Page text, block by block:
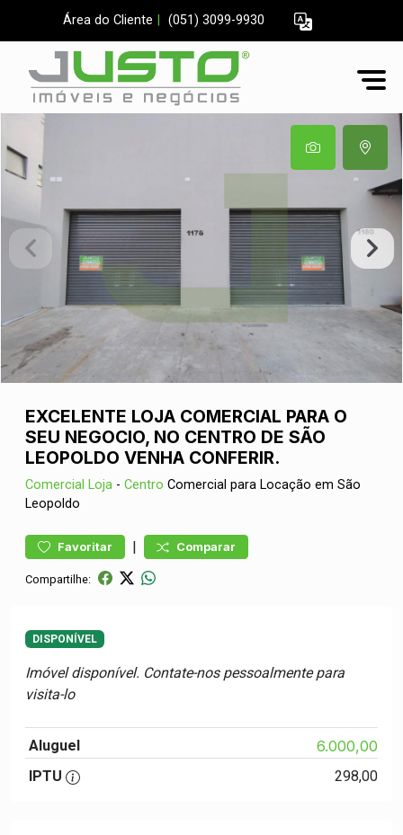
Área do Cliente (051) 3099-9930
EXCELENTE LOJA COMERCIAL PARA O
SEU NEGOCIO, NO CENTRO DE SÃO
LEOPOLDO VENHA CONFERIR.
Comercial Loja - Centro Comercial para Locação em São
Leopoldo
Favoritar | Comparar
Compartilhe:
DISPONÍVEL
Imóvel disponível. Contate-nos pessoalmente para
visita-lo
Aluguel 6.000,00
IPTU 298,00